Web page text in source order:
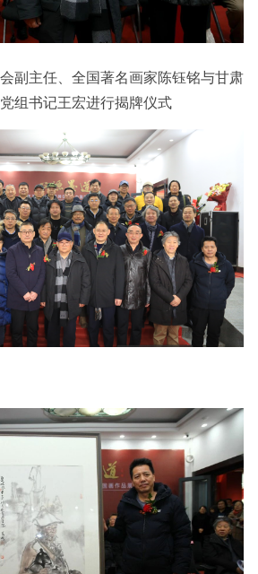
副主任、全国著名画家陈钰铭与甘肃
组书记王宏进行揭牌仪式